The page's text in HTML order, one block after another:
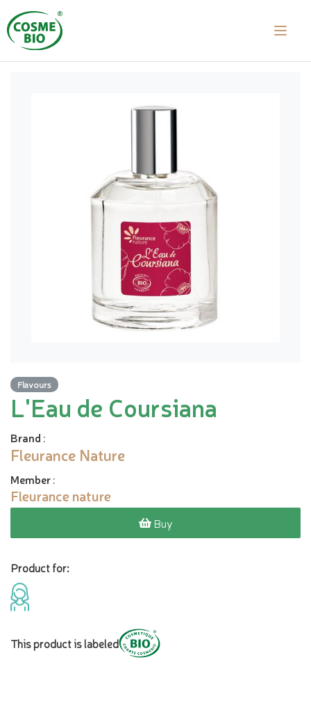
Flavours
L'Eau de Coursiana
Brand :
Fleurance Nature
Member:
Fleurance nature
Buy
Product for:
This product is labeled